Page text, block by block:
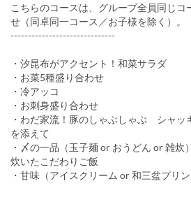
こちらのコースは、グループ全員同じコ
せ（同卓同一コース／お子様を除く）。
------------------------------
・汐昆布がアクセント！和菜サラダ
・お菜5種盛り合わせ
・冷アッコ
・お刺身盛り合わせ
・わだ家流！豚のしゃぶしゃぶ シャッ
を添えて
・〆の一品（玉子麺 or おうどん or 雑
炊いたこだわりご飯
・甘味（アイスクリーム or 和三盆プリン